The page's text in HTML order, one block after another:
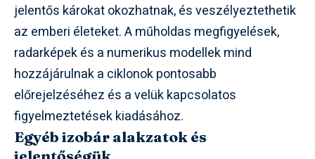
jelentős károkat okozhatnak, és veszélyeztethetik
az emberi életeket. A műholdas megfigyelések,
radarképek és a numerikus modellek mind
hozzájárulnak a ciklonok pontosabb
előrejelzéséhez és a velük kapcsolatos
figyelmeztetések kiadásához.
Egyéb izobár alakzatok és
jelentőségük